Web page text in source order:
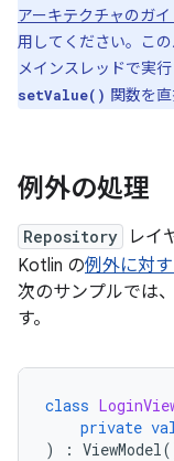
アーキテクチャのガイ
用してください。この
メインスレッドで実行
setValue() 関数を
例外の処理
Repository
レイ
Kotlin の例外に対
次のサンプルでは、
す。
class
private
)
: ViewModel